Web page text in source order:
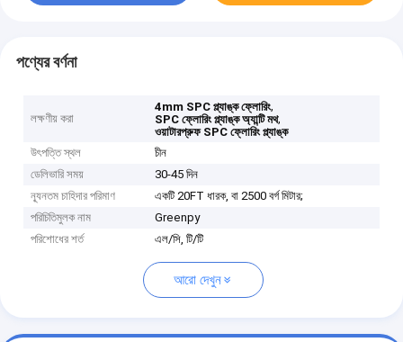
পণ্যের বর্ণনা
লক্ষণীয় করা
4mm SPC প্ল্যাঙ্ক ফ্লোরিং,
SPC ফ্লোরিং প্ল্যাঙ্ক অ্যান্টি মথ,
ওয়াটারপ্রুফ SPC ফ্লোরিং প্ল্যাঙ্ক
উৎপত্তি স্থল
চীন
ডেলিভারি সময়
30-45 দিন
ন্যূনতম চাহিদার পরিমাণ
একটি 20FT ধারক, বা 2500 বর্গ মিটার;
পরিচিতিমুলক নাম
Greenpy
পরিশোধের শর্ত
এল/সি, টি/টি
আরো দেখুন